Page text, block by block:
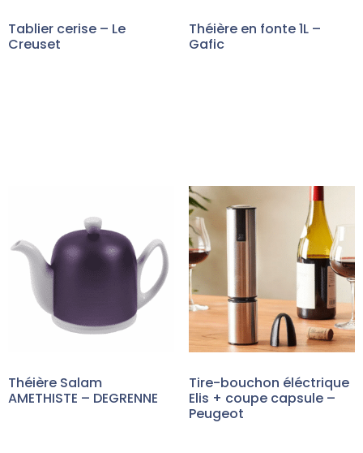
Tablier cerise – Le
Creuset
Théière en fonte 1L –
Gafic
Théière Salam
AMETHISTE – DEGRENNE
Tire-bouchon éléctrique
Elis + coupe capsule –
Peugeot